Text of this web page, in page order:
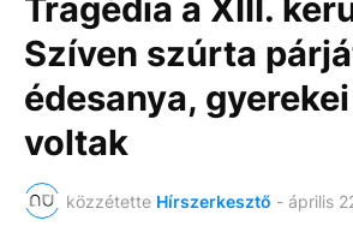
Tragédia a XIII.
Szíven szúrta
édesanya,
voltak
közzétette Hírszerkesztő - április